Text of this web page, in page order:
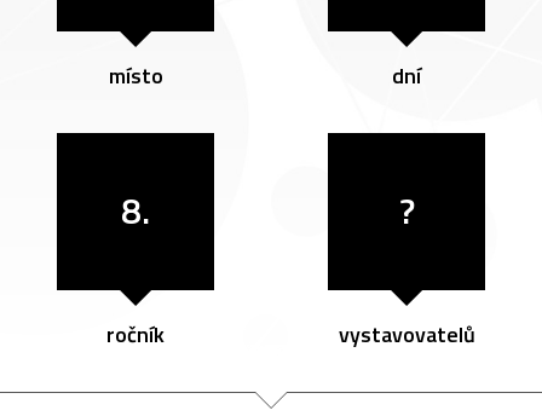
místo dní
8.
ročník
?
vystavovatelů